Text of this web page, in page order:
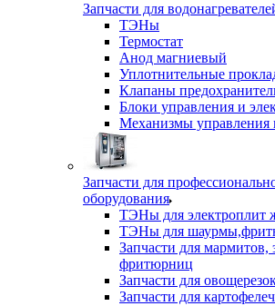
Запчасти для
ТЭНы
Термостат
Анод магниевый
Уплотнительные
Клапаны
Блоки управления и
Механизмы управления
Запчасти для
оборудования
ТЭНы для электроплит
ТЭНы для
Запчасти для мармитов,
фритюрниц
Запчасти для
Запчасти для